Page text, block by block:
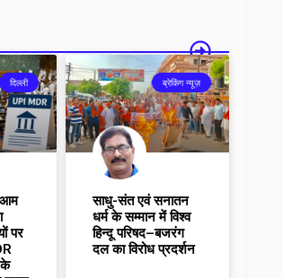
दिल्ली
आम
पर
के
ब्रेकिंग न्यूज़
साधु-संत एवं सनातन
धर्म के सम्मान में विश्व
हिन्दू परिषद–बजरंग
दल का विरोध प्रदर्शन